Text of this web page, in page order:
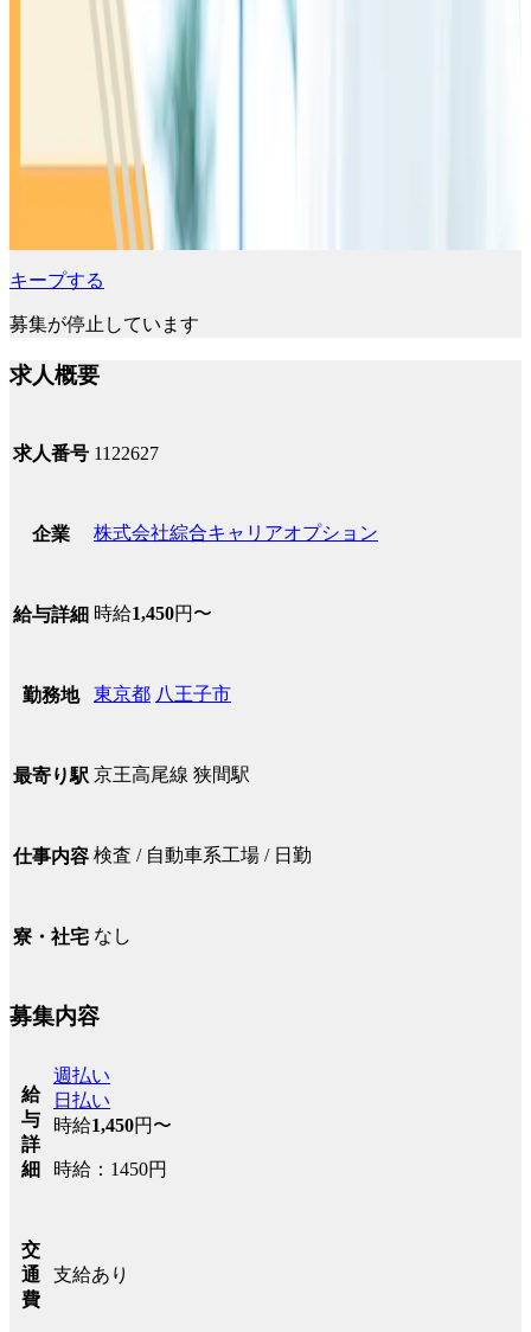
キープする
募集が停止しています
求人概要
求人番号 1122627
企業 株式会社綜合キャリアオプション
給与詳細 時給1,450円〜
勤務地 東京都 八王子市
最寄り駅 京王高尾線 狭間駅
仕事内容 検査 / 自動車系工場 / 日勤
寮・社宅 なし
募集内容
給
与
詳
細
週払い
日払い
時給1,450円〜
時給：1450円
交
通
費
支給あり